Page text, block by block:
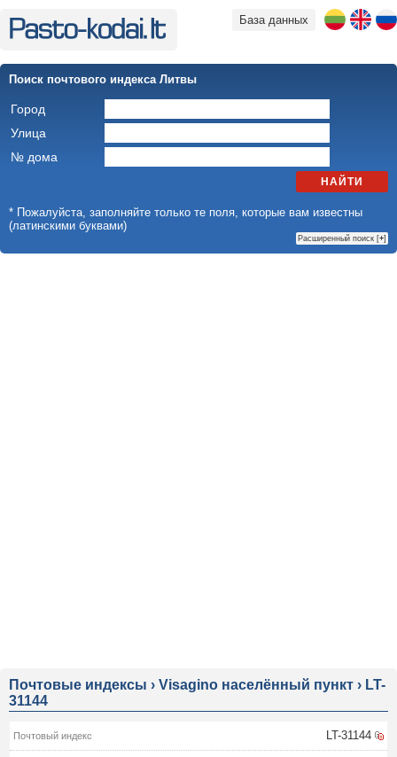
База данных
Поиск почтового индекса Литвы
Город
Улица
№ дома
НАЙТИ
* Пожалуйста, заполняйте только те поля, которые вам известны
(латинскими буквами)
Расширенный поиск [+]
Почтовые индексы › Visagino населённый пункт › LT-
31144
LT-31144